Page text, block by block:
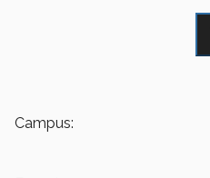
Campus: